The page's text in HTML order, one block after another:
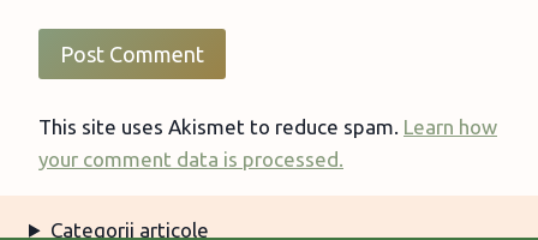
This site uses Akismet to reduce spam. Learn how
your comment data is processed.
Categorii articole